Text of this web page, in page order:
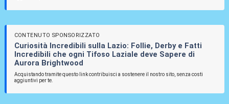
CONTENUTO SPONSORIZZATO
Curiosità Incredibili sulla Lazio: Follie, Derby e Fatti
Incredibili che ogni Tifoso Laziale deve Sapere di
Aurora Brightwood
Acquistando tramite questo link contribuisci a sostenere il nostro sito, senza costi
aggiuntivi per te.